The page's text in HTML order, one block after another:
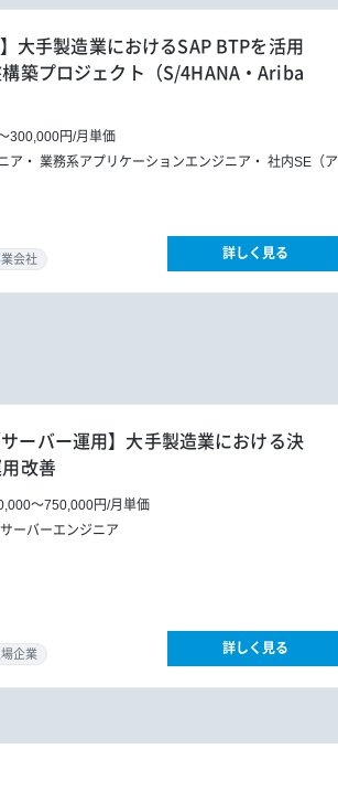
大手製造業におけるSAP BTPを活用
築プロジェクト（S/4HANA・Ariba
300,000円/月単価
ア
業務系アプリケーションエンジニア
社内SE（ア
会社 詳しく見る
ーバー運用】大手製造業における決
改善
～750,000円/月単価
サーバーエンジニア
場企業 詳しく見る